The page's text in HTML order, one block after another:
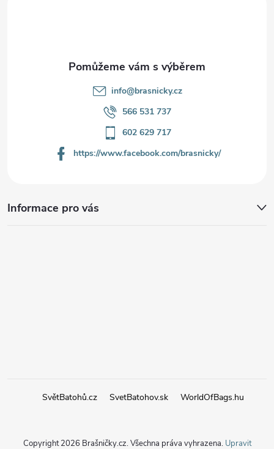
info@brasnicky.cz
566 531 737
602 629 717
https://www.facebook.com/brasnicky/
Informace pro vás
SvětBatohů.cz SvetBatohov.sk WorldOfBags.hu
Copyright 2026 Brašničky.cz. Všechna práva vyhrazena. Upravit